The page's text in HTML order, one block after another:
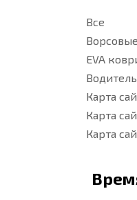
Все
EVA
Карта
Карта
Карта